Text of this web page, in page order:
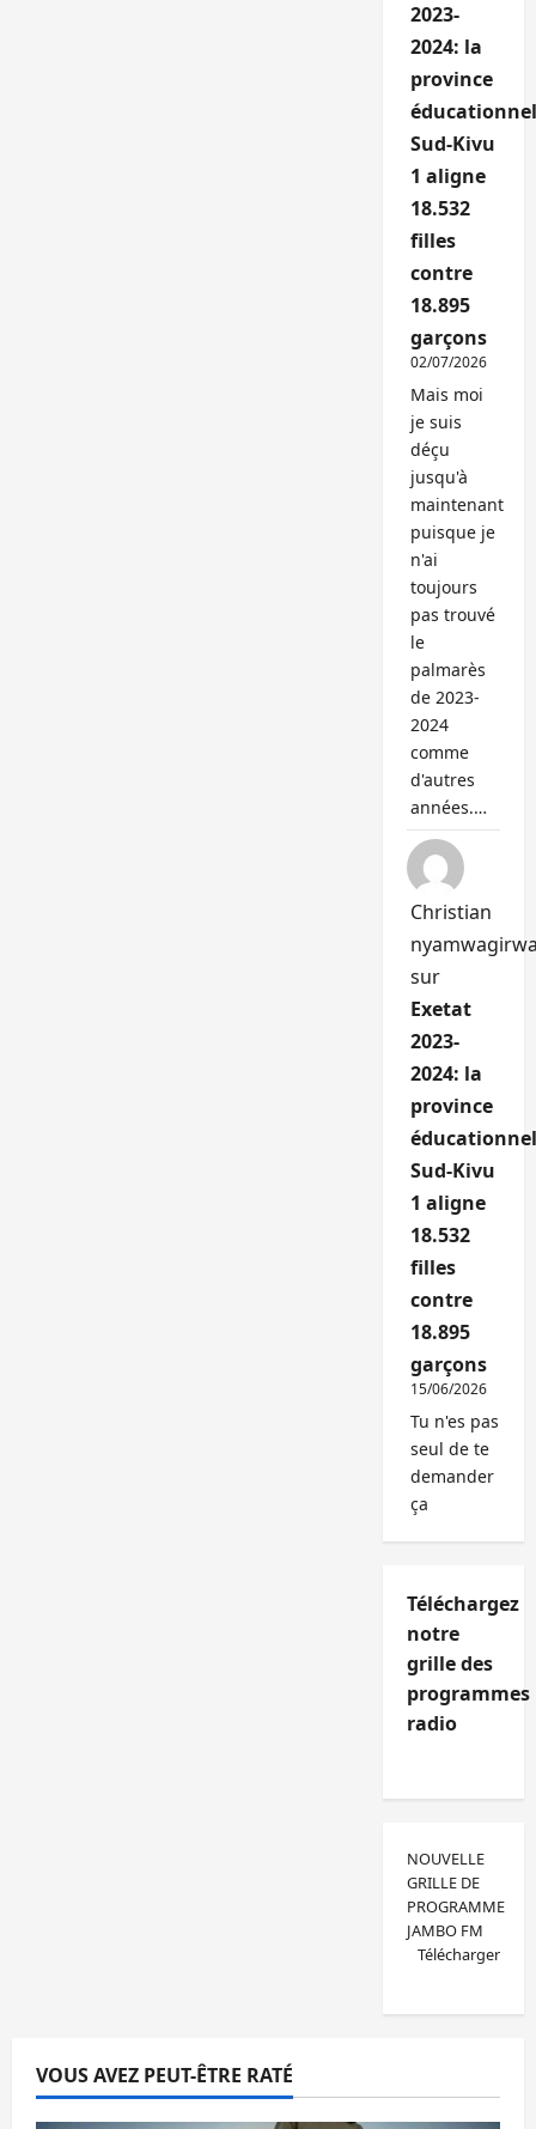
2023-
2024: la
province
Sud-Kivu
1 aligne
18.532
filles
contre
18.895
garçons
02/07/2026
Mais moi
je suis
déçu
jusqu'à
maintenant
puisque je
n'ai
toujours
pas trouvé
le
palmarès
de 2023-
2024
comme
d'autres
années.…
Christian
sur
Exetat
2023-
2024: la
province
Sud-Kivu
1 aligne
18.532
filles
contre
18.895
garçons
15/06/2026
Tu n'es pas
seul de te
demander
ça
Téléchargez
notre
grille des
programmes
radio
NOUVELLE
GRILLE DE
PROGRAMME
JAMBO FM
Télécharger
VOUS AVEZ PEUT-ÊTRE RATÉ